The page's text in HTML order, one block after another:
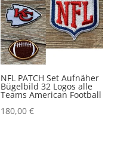
NFL PATCH Set Aufnäher
Bügelbild 32 Logos alle
Teams American Football
180,00€